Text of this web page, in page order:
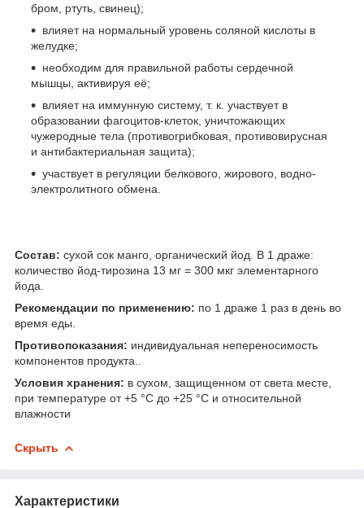
бром, ртуть, свинец);
​влияет на нормальный уровень соляной кислоты в
желудке;
​необходим для правильной работы сердечной
мышцы, активируя её;
​влияет на иммунную систему, т. к. участвует в
образовании фагоцитов-клеток, уничтожающих
чужеродные тела (противогрибковая, противовирусная
и антибактериальная защита);
​участвует в регуляции белкового, жирового, водно-
электролитного обмена.
Состав: сухой сок манго, органический йод. В 1 драже:
количество йод-тирозина 13 мг = 300 мкг элементарного
йода.
Рекомендации по применению: по 1 драже 1 раз в день во
время еды.
Противопоказания: индивидуальная непереносимость
компонентов продукта..
Условия хранения: в сухом, защищенном от света месте,
при температуре от +5 °С до +25 °С и относительной
влажности
Скрыть
Характеристики